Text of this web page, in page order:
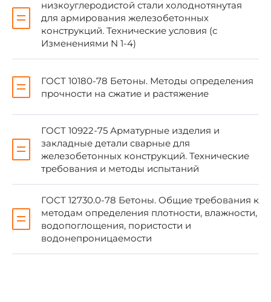
ГОСТ 5781-82 1.3.4
ГОСТ 6727-80
ГОСТ 10180-78
ГОСТ 10884-81
ГОСТ 10922-75
ГОСТ 12730.0-78 3.3
ГОСТ 12730.5-84
низкоуглеродистой стали холоднотянутая
для армирования железобетонных
конструкций. Технические условия (с
Изменениями N 1-4)
ГОСТ 10180-78 Бетоны. Методы определения
прочности на сжатие и растяжение
ГОСТ 10922-75 Арматурные изделия и
закладные детали сварные для
железобетонных конструкций. Технические
требования и методы испытаний
ГОСТ 12730.0-78 Бетоны. Общие требования к
методам определения плотности, влажности,
водопоглощения, пористости и
водонепроницаемости